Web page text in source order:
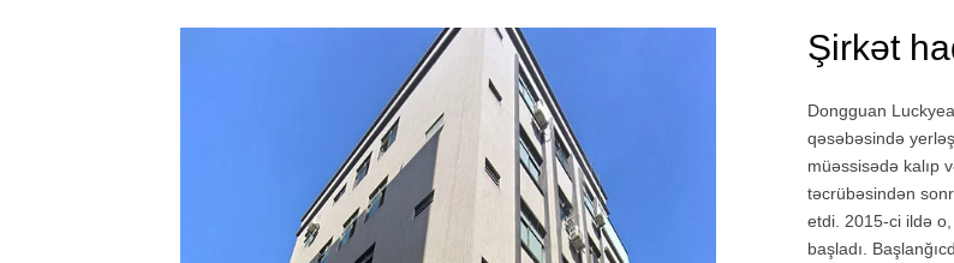
Şirkət
Dongguan
qəsəbəsində
müəssisədə kalıp
təcrübəsindən
etdi. 2015-ci ildə
başladı.